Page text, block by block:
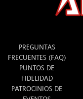
PREGUNTAS
FRECUENTES (FAQ)
PUNTOS DE
FIDELIDAD
PATROCINIOS DE